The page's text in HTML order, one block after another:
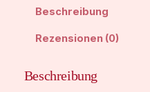
h
Beschreibung
Rezensionen (0)
Beschreibung